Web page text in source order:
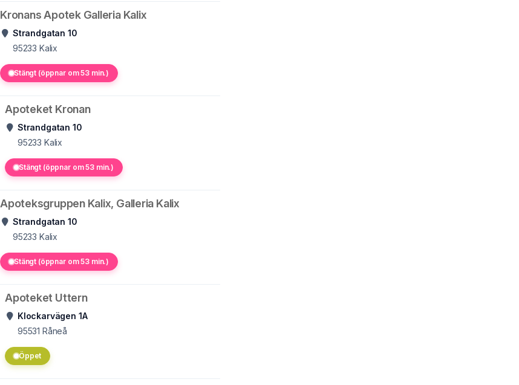
Kronans Apotek Galleria Kalix
Strandgatan 10
95233 Kalix
Stängt (öppnar om 53 min.)
Apoteket Kronan
Strandgatan 10
95233 Kalix
Stängt (öppnar om 53 min.)
Apoteksgruppen Kalix, Galleria Kalix
Strandgatan 10
95233 Kalix
Stängt (öppnar om 53 min.)
Apoteket Uttern
Klockarvägen 1A
95531 Råneå
Öppet